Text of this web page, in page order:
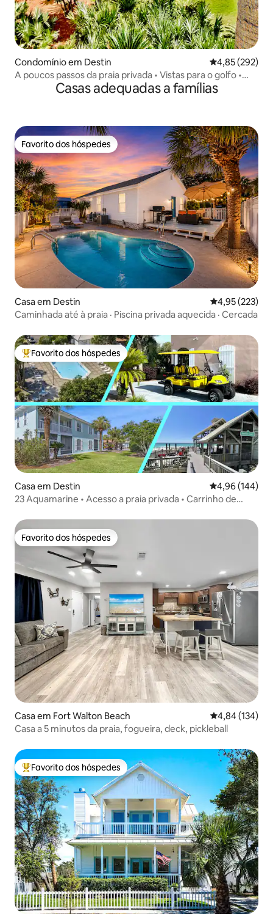
Condomínio em Destin Classificação
4,85 (292)
A poucos passos da praia privada • Vistas para o golfo •
Equipamento de praia
Casas adequadas a famílias
Favorito dos hóspedes
Favorito dos hóspedes
Casa em Destin Classificação
4,95 (223)
Caminhada até à praia · Piscina privada aquecida · Cercada
Favoritos dos hóspedes mais apreciados
Favorito dos hóspedes
Casa em Destin Classificação
4,96 (144)
23 Aquamarine • Acesso a praia privada • Carrinho de
Favorito dos hóspedes
Favorito dos hóspedes
Casa em Fort Walton Beach Classificação
4,84 (134)
Casa a 5 minutos da praia, fogueira, deck, pickleball
Favoritos dos hóspedes mais apreciados
Favorito dos hóspedes